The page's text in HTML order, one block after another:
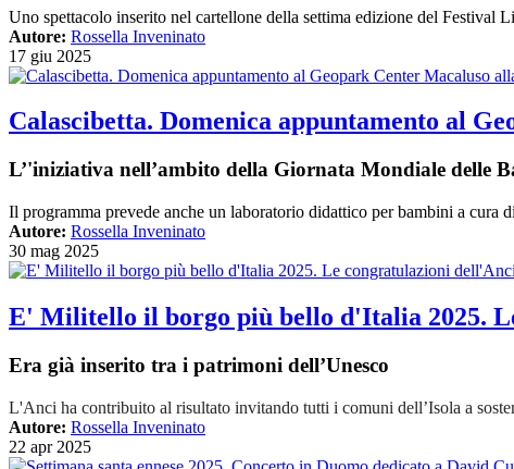
Uno spettacolo inserito nel cartellone della settima edizione del Festival
Autore: Rossella Inveninato
17 giu 2025
Calascibetta. Domenica appuntamento al
L’'iniziativa nell’ambito della Giornata Mondiale delle
Il programma prevede anche un laboratorio didattico per bambini a
Autore: Rossella Inveninato
30 mag 2025
E' Militello il borgo più bello d'Italia 2025.
Era già inserito tra i patrimoni dell’Unesco
L'Anci ha contribuito al risultato invitando tutti i comuni dell’Isola a
Autore: Rossella Inveninato
22 apr 2025